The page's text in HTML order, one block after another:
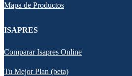
Mapa de Productos
ISAPRES
Comparar Isapres Online
Tu Mejor Plan (beta)